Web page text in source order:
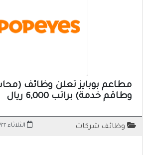
مطاعم بوبايز تعلن وظائف
وطاقم خدمة) براتب 6,000 ريال
وظائف شركات الثلاثاء ١٤٤٧/٣/٢٢ هـ